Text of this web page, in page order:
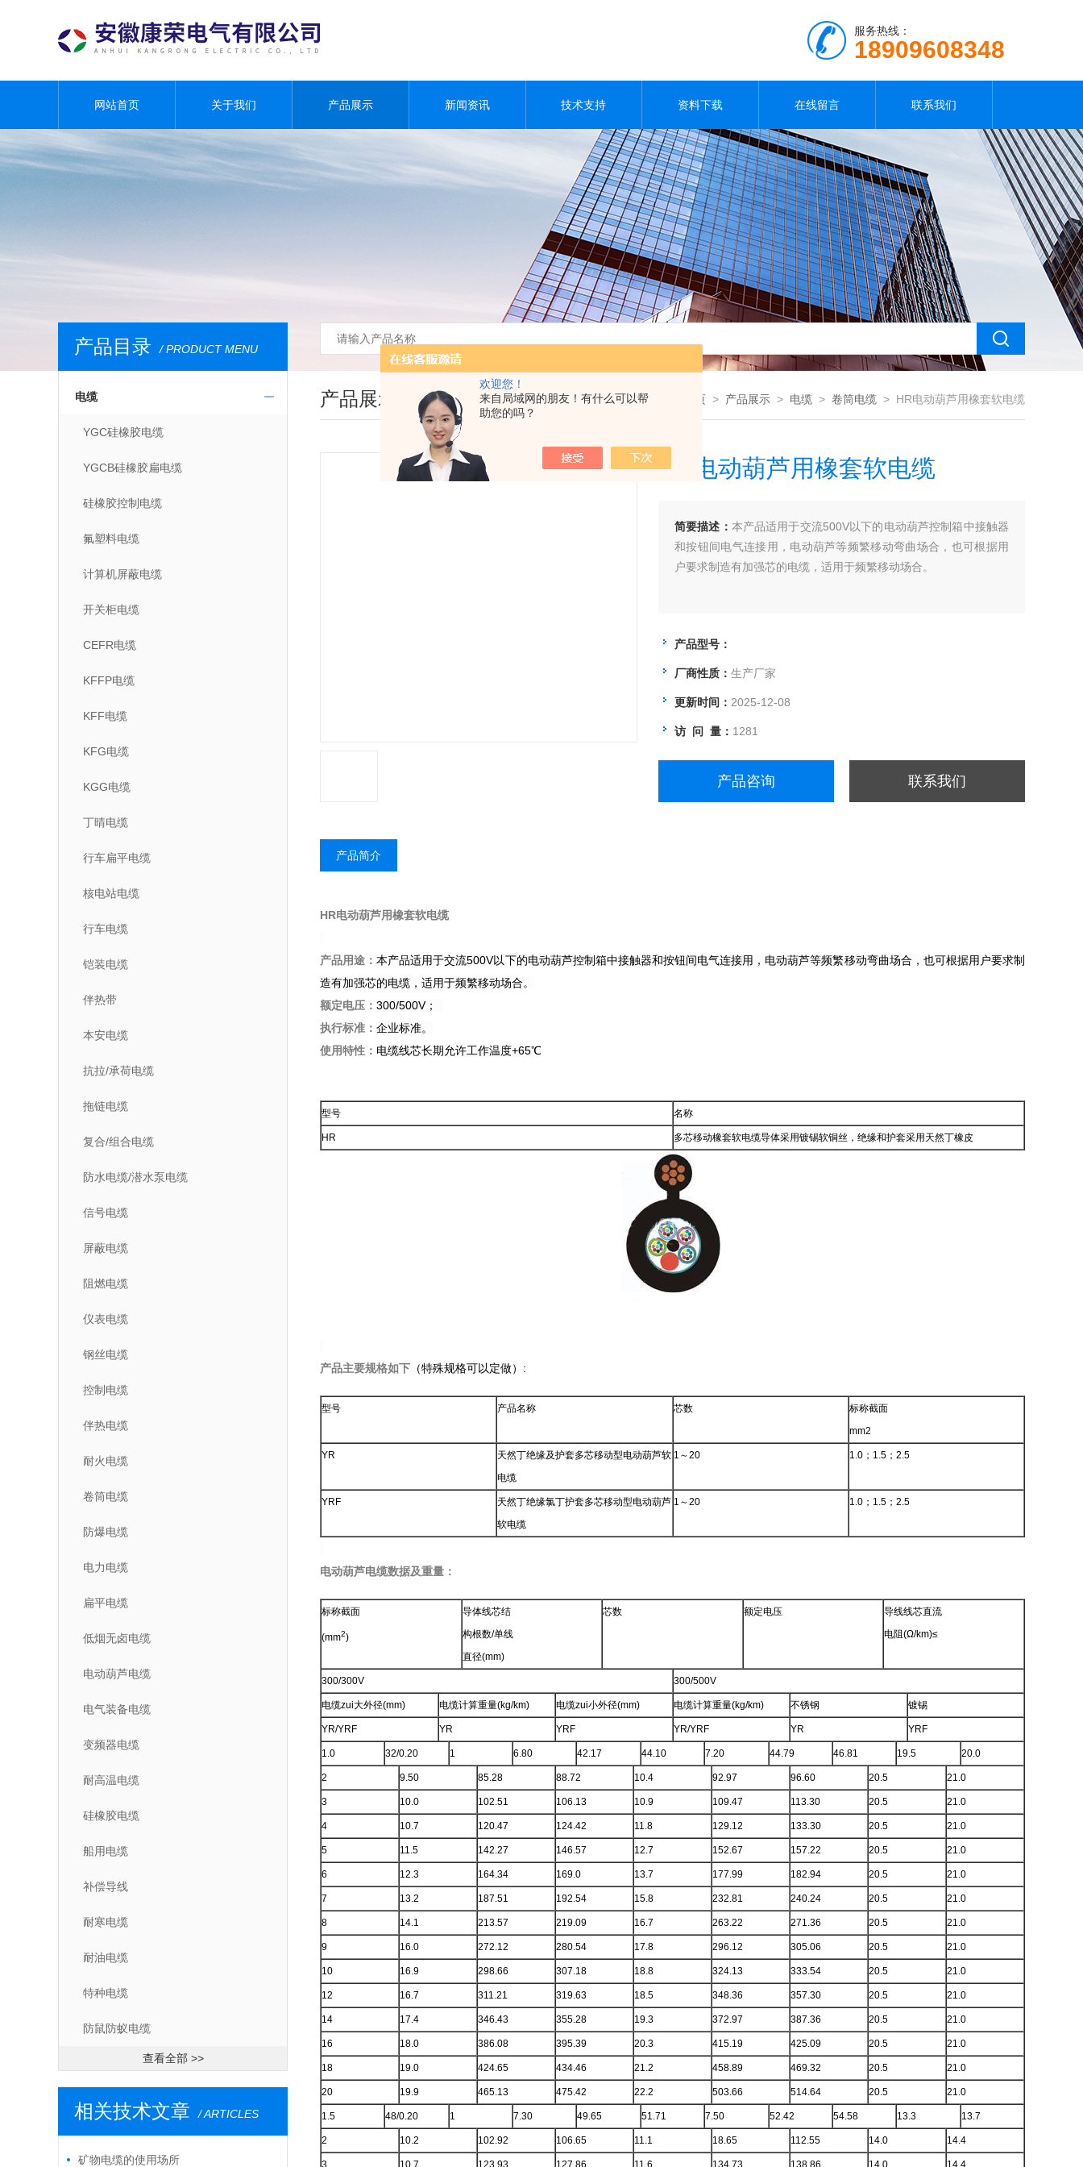
欢迎您！
来自局域网的朋友！有什么可以帮
助您的吗？
服务热线：
18909608348
网站首页 关于我们 产品展示 新闻资讯 技术支持 资料下载 在线留言 联系我们
产品目录 / PRODUCT MENU
电缆
YGC硅橡胶电缆
YGCB硅橡胶扁电缆
硅橡胶控制电缆
氟塑料电缆
计算机屏蔽电缆
开关柜电缆
CEFR电缆
KFFP电缆
KFF电缆
KFG电缆
KGG电缆
丁晴电缆
行车扁平电缆
核电站电缆
行车电缆
铠装电缆
伴热带
本安电缆
抗拉/承荷电缆
拖链电缆
复合/组合电缆
防水电缆/潜水泵电缆
信号电缆
屏蔽电缆
阻燃电缆
仪表电缆
钢丝电缆
控制电缆
伴热电缆
耐火电缆
卷筒电缆
防爆电缆
电力电缆
扁平电缆
低烟无卤电缆
电动葫芦电缆
电气装备电缆
变频器电缆
耐高温电缆
硅橡胶电缆
船用电缆
补偿导线
耐寒电缆
耐油电缆
特种电缆
防鼠防蚁电缆
查看全部 >>
相关技术文章 / ARTICLES
矿物电缆的使用场所
产品展示 您现在的位置： 首页 > 产品展示 > 电缆 > 卷筒电缆 > HR电动葫芦用橡套软电缆
HR电动葫芦用橡套软电缆
简要描述： 本产品适用于交流500V以下的电动葫芦控制箱中接触器
和按钮间电气连接用，电动葫芦等频繁移动弯曲场合，也可根据用
户要求制造有加强芯的电缆，适用于频繁移动场合。
产品型号：
厂商性质： 生产厂家
更新时间： 2025-12-08
访 问 量： 1281
产品咨询 联系我们
产品简介
HR电动葫芦用橡套软电缆
产品用途：本产品适用于交流500V以下的电动葫芦控制箱中接触器和按钮间电气连接用，电动葫芦等频繁移动弯曲场合，也可根据用户要求制
造有加强芯的电缆，适用于频繁移动场合。
额定电压： 300/500V；
执行标准： 企业标准。
使用特性： 电缆线芯长期允许工作温度+65℃
型号 名称
HR 多芯移动橡套软电缆导体采用镀锡软铜丝，绝缘和护套采用天然丁橡皮
产品主要规格如下 （特殊规格可以定做）:
型号 产品名称 芯数
标称截面
mm2
YR
天然丁绝缘及护套多芯移动型电动葫芦软
电缆
1～20 1.0；1.5；2.5
YRF
天然丁绝缘氯丁护套多芯移动型电动葫芦
软电缆
1～20 1.0；1.5；2.5
电动葫芦电缆数据及重量：
标称截面
(mm2)
导体线芯结
构根数/单线
直径(mm)
芯数 额定电压
导线线芯直流
电阻(Ω/km)≤
300/300V 300/500V
电缆zui大外径(mm) 电缆计算重量(kg/km) 电缆zui小外径(mm) 电缆计算重量(kg/km) 不锈钢 镀锡
YR/YRF YR YRF YR/YRF YR YRF
1.0 32/0.20 1 6.80 42.17 44.10 7.20 44.79 46.81 19.5 20.0
2 9.50 85.28 88.72 10.4 92.97 96.60 20.5 21.0
3 10.0 102.51 106.13 10.9 109.47 113.30 20.5 21.0
4 10.7 120.47 124.42 11.8 129.12 133.30 20.5 21.0
5 11.5 142.27 146.57 12.7 152.67 157.22 20.5 21.0
6 12.3 164.34 169.0 13.7 177.99 182.94 20.5 21.0
7 13.2 187.51 192.54 15.8 232.81 240.24 20.5 21.0
8 14.1 213.57 219.09 16.7 263.22 271.36 20.5 21.0
9 16.0 272.12 280.54 17.8 296.12 305.06 20.5 21.0
10 16.9 298.66 307.18 18.8 324.13 333.54 20.5 21.0
12 16.7 311.21 319.63 18.5 348.36 357.30 20.5 21.0
14 17.4 346.43 355.28 19.3 372.97 387.36 20.5 21.0
16 18.0 386.08 395.39 20.3 415.19 425.09 20.5 21.0
18 19.0 424.65 434.46 21.2 458.89 469.32 20.5 21.0
20 19.9 465.13 475.42 22.2 503.66 514.64 20.5 21.0
1.5 48/0.20 1 7.30 49.65 51.71 7.50 52.42 54.58 13.3 13.7
2 10.2 102.92 106.65 11.1 18.65 112.55 14.0 14.4
3 10.7 123.93 127.86 11.6 134.73 138.86 14.0 14.4